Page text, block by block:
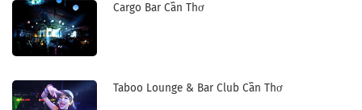
Cargo Bar Cần Thơ
Taboo Lounge & Bar Club Cần Thơ